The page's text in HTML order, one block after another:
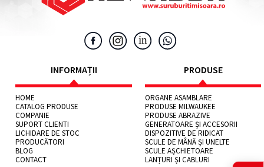
INFORMAȚII
HOME
CATALOG PRODUSE
COMPANIE
SUPORT CLIENTI
LICHIDARE DE STOC
PRODUCĂTORI
BLOG
CONTACT
PRODUSE
ORGANE ASAMBLARE
PRODUSE MILWAUKEE
PRODUSE ABRAZIVE
GENERATOARE ȘI ACCESORII
DISPOZITIVE DE RIDICAT
SCULE DE MÂNĂ ȘI UNELTE
SCULE AȘCHIETOARE
LANȚURI ȘI CABLURI